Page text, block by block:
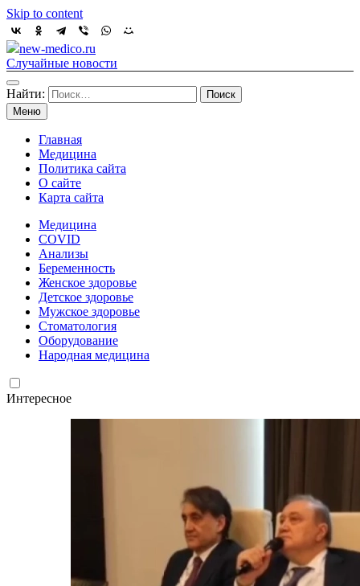
Skip to content
new-medico.ru
Случайные новости
Найти:
Меню
Главная
Медицина
Политика сайта
О сайте
Карта сайта
Медицина
COVID
Анализы
Беременность
Женское здоровье
Детское здоровье
Мужское здоровье
Стоматология
Оборудование
Народная медицина
Интересное